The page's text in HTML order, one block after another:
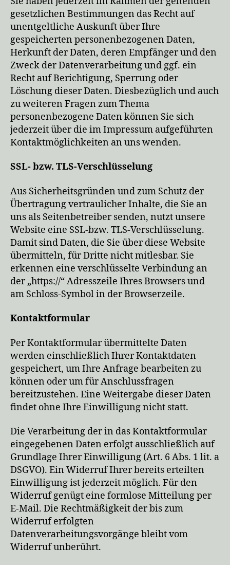
gesetzlichen Bestimmungen das Recht auf
unentgeltliche Auskunft über Ihre
gespeicherten personenbezogenen Daten,
Herkunft der Daten, deren Empfänger und den
Zweck der Datenverarbeitung und ggf. ein
Recht auf Berichtigung, Sperrung oder
Löschung dieser Daten. Diesbezüglich und auch
zu weiteren Fragen zum Thema
personenbezogene Daten können Sie sich
jederzeit über die im Impressum aufgeführten
Kontaktmöglichkeiten an uns wenden.
SSL- bzw. TLS-Verschlüsselung
Aus Sicherheitsgründen und zum Schutz der
Übertragung vertraulicher Inhalte, die Sie an
uns als Seitenbetreiber senden, nutzt unsere
Website eine SSL-bzw. TLS-Verschlüsselung.
Damit sind Daten, die Sie über diese Website
übermitteln, für Dritte nicht mitlesbar. Sie
erkennen eine verschlüsselte Verbindung an
der „https://“ Adresszeile Ihres Browsers und
am Schloss-Symbol in der Browserzeile.
Kontaktformular
Per Kontaktformular übermittelte Daten
werden einschließlich Ihrer Kontaktdaten
gespeichert, um Ihre Anfrage bearbeiten zu
können oder um für Anschlussfragen
bereitzustehen. Eine Weitergabe dieser Daten
findet ohne Ihre Einwilligung nicht statt.
Die Verarbeitung der in das Kontaktformular
eingegebenen Daten erfolgt ausschließlich auf
Grundlage Ihrer Einwilligung (Art. 6 Abs. 1 lit. a
DSGVO). Ein Widerruf Ihrer bereits erteilten
Einwilligung ist jederzeit möglich. Für den
Widerruf genügt eine formlose Mitteilung per
E-Mail. Die Rechtmäßigkeit der bis zum
Widerruf erfolgten
Datenverarbeitungsvorgänge bleibt vom
Widerruf unberührt.